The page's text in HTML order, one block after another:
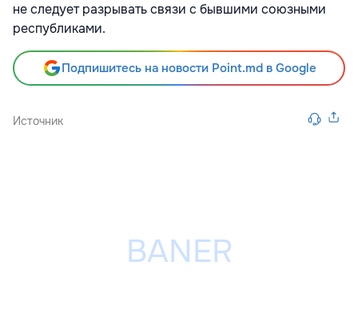
не следует разрывать связи с бывшими союзными
республиками.
Подпишитесь на новости Point.md в Google
Источник